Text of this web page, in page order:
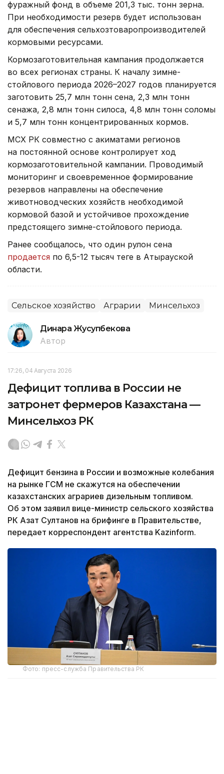
фуражный фонд в объеме 201,3 тыс. тонн зерна.
При необходимости резерв будет использован
для обеспечения сельхозтоваропроизводителей
кормовыми ресурсами.
Кормозаготовительная кампания продолжается
во всех регионах страны. К началу зимне-
стойлового периода 2026–2027 годов планируется
заготовить 25,7 млн тонн сена, 2,3 млн тонн
сенажа, 2,8 млн тонн силоса, 4,8 млн тонн соломы
и 5,7 млн тонн концентрированных кормов.
МСХ РК совместно с акиматами регионов
на постоянной основе контролирует ход
кормозаготовительной кампании. Проводимый
мониторинг и своевременное формирование
резервов направлены на обеспечение
животноводческих хозяйств необходимой
кормовой базой и устойчивое прохождение
предстоящего зимне-стойлового периода.
Ранее сообщалось, что один рулон сена
продается по 6,5-12 тысяч теңге в Атырауской
области.
Сельское хозяйство Аграрии Минсельхоз
Динара Жусупбекова
Автор
17:26, 04 Августа 2026
Дефицит топлива в России не
затронет фермеров Казахстана —
Минсельхоз РК
Дефицит бензина в России и возможные колебания
на рынке ГСМ не скажутся на обеспечении
казахстанских аграриев дизельным топливом.
Об этом заявил вице-министр сельского хозяйства
РК Азат Султанов на брифинге в Правительстве,
передает корреспондент агентства Kazinform.
Фото: пресс-служба Правительства РК